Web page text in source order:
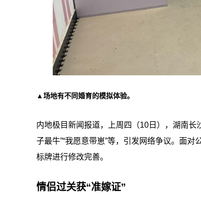
▲场地有不同婚育的模拟体验。
内地极目新闻报道，上周四（10日），湖南长
子最牛”“我愿意带崽”等，引发网络争议。面
标牌进行修改完善。
情侣过关获“准嫁证”